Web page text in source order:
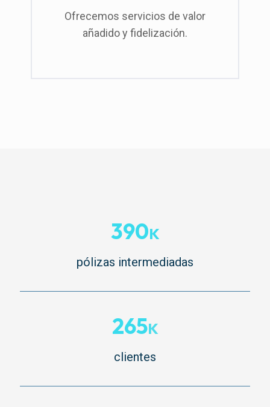
Ofrecemos servicios de valor
añadido y fidelización.
390K
pólizas intermediadas
265K
clientes